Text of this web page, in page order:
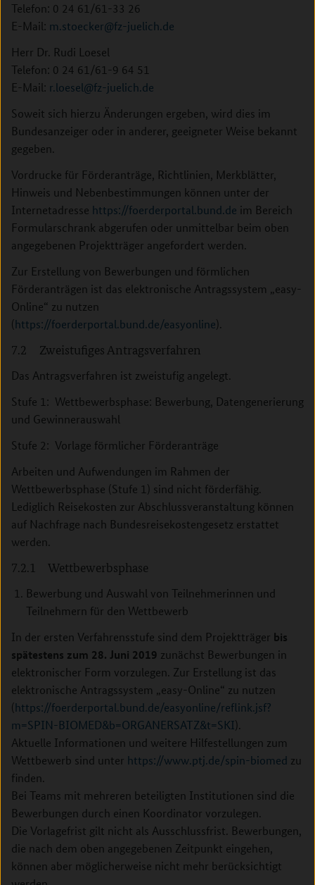
Telefon: 0 24 61/61-33 26
E-Mail: m.stoecker@fz-juelich.de
Herr Dr. Rudi Loesel
Telefon: 0 24 61/61-9 64 51
E-Mail: r.loesel@fz-juelich.de
Soweit sich hierzu Änderungen ergeben, wird dies im
Bundesanzeiger oder in anderer, geeigneter Weise bekannt
gegeben.
Vordrucke für Förderanträge, Richtlinien, Merkblätter,
Hinweis und Nebenbestimmungen können unter der
Internetadresse https://foerderportal.bund.de im Bereich
Formularschrank abgerufen oder unmittelbar beim oben
angegebenen Projektträger angefordert werden.
Zur Erstellung von Bewerbungen und förmlichen
Förderanträgen ist das elektronische Antragssystem „easy-
Online“ zu nutzen
(https://foerderportal.bund.de/easyonline).
7.2 Zweistufiges Antragsverfahren
Das Antragsverfahren ist zweistufig angelegt.
Stufe 1: Wettbewerbsphase: Bewerbung, Datengenerierung
und Gewinnerauswahl
Stufe 2: Vorlage förmlicher Förderanträge
Arbeiten und Aufwendungen im Rahmen der
Wettbewerbsphase (Stufe 1) sind nicht förderfähig.
Lediglich Reisekosten zur Abschlussveranstaltung können
auf Nachfrage nach Bundesreisekostengesetz erstattet
werden.
7.2.1 Wettbewerbsphase
Bewerbung und Auswahl von Teilnehmerinnen und
Teilnehmern für den Wettbewerb
In der ersten Verfahrensstufe sind dem Projektträger bis
spätestens zum 28. Juni 2019 zunächst Bewerbungen in
elektronischer Form vorzulegen. Zur Erstellung ist das
elektronische Antragssystem ­„easy-Online“ zu nutzen
(https://foerderportal.bund.de/easyonline/reflink.jsf?
m=SPIN-BIOMED&b=ORGANERSATZ&t=SKI).
Aktuelle Informationen und weitere Hilfestellungen zum
Wettbewerb sind unter https://www.ptj.de/spin-biomed zu
finden.
Bei Teams mit mehreren beteiligten Institutionen sind die
Bewerbungen durch einen Koordinator vorzulegen.
Die Vorlagefrist gilt nicht als Ausschlussfrist. Bewerbungen,
die nach dem oben angegebenen Zeitpunkt eingehen,
können aber möglicherweise nicht mehr berücksichtigt